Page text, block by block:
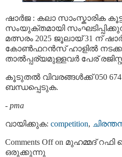
ഷാർജ : കലാ സാംസ്കാരിക
സംയുക്തമായി
മത്സരം 2025 ജൂലായ് 31
കോൺഫറൻസ് ഹാളിൽ
താൽപ്പര്യമുള്ളവർ പേര്
കൂടുതൽ വിവരങ്ങൾക്ക് 050 674
ബന്ധപ്പെടുക.
- pma
വായിക്കുക: competition,
Comments Offon മുഹമ്മദ് റഫി
ഒരുക്കുന്നു